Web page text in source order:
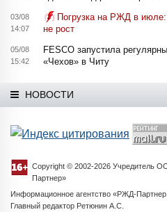
03/08
14:07
Погрузка на РЖД в
не рост
05/08
15:42
FESCO запустила
«Чехов» в Читу
НОВОСТИ
Copyright © 2002-2026 Учредитель
Партнер»
Информационное агентство «РЖД-
Главный редактор Ретюнин А.С.